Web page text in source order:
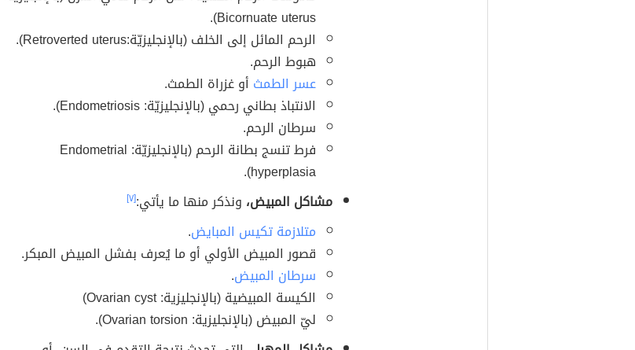
Bicornuate uterus).
الرحم المائل إلى الخلف (بالإنجليزيّة:Retroverted uterus).
هبوط الرحم.
عسر الطمث أو غزراة الطمث.
الانتباذ بطاني رحمي (بالإنجليزيّة: Endometriosis).
سرطان الرحم.
فرط تنسج بطانة الرحم (بالإنجليزيّة: Endometrial
hyperplasia).
مشاكل المبيض، ونذكر منها ما يأتي:[٧]
متلازمة تكيس المبايض.
قصور المبيض الأولي أو ما يُعرف بفشل المبيض المبكر.
سرطان المبيض.
الكيسة المبيضية (بالإنجليزية: Ovarian cyst)
ليّ المبيض (بالإنجليزية: Ovarian torsion).